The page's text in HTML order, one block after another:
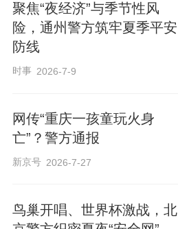
聚焦“夜经济”与季节性风
险，通州警方筑牢夏季平安
防线
时事 2026-7-9
网传“重庆一孩童玩火身
亡”？警方通报
新京号 2026-7-27
鸟巢开唱、世界杯激战，北